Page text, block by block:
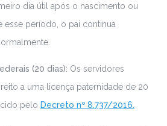
dia útil após o nascimento ou
esse período, o pai continua
(20 dias): Os servidores
a uma licença paternidade de 20
pelo Decreto nº 8.737/2016.